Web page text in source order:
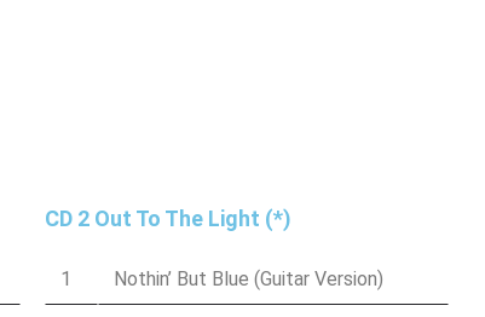
CD 2 Out To The Light (*)
1 Nothin’ But Blue (Guitar Version)